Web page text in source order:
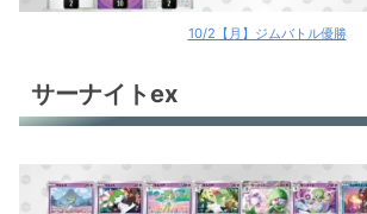
10/2【月】ジムバトル優勝
サーナイトex